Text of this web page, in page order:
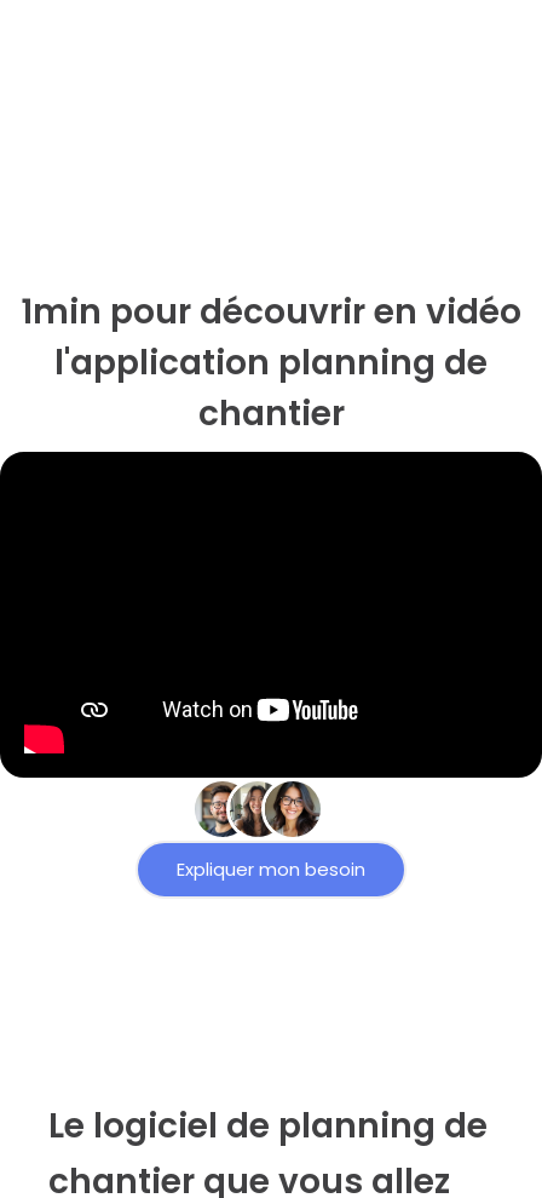
1min pour découvrir en vidéo
l'application planning de
chantier
Expliquer mon besoin
Le logiciel de planning de
chantier que vous allez